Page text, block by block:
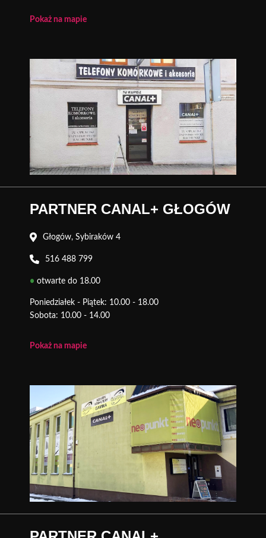
Pokaż na mapie
PARTNER CANAL+ GŁOGÓW
Głogów, Sybiraków 4
516 488 799
• otwarte do 18.00
Poniedziałek - Piątek: 10.00 - 18.00
Sobota: 10.00 - 14.00
Pokaż na mapie